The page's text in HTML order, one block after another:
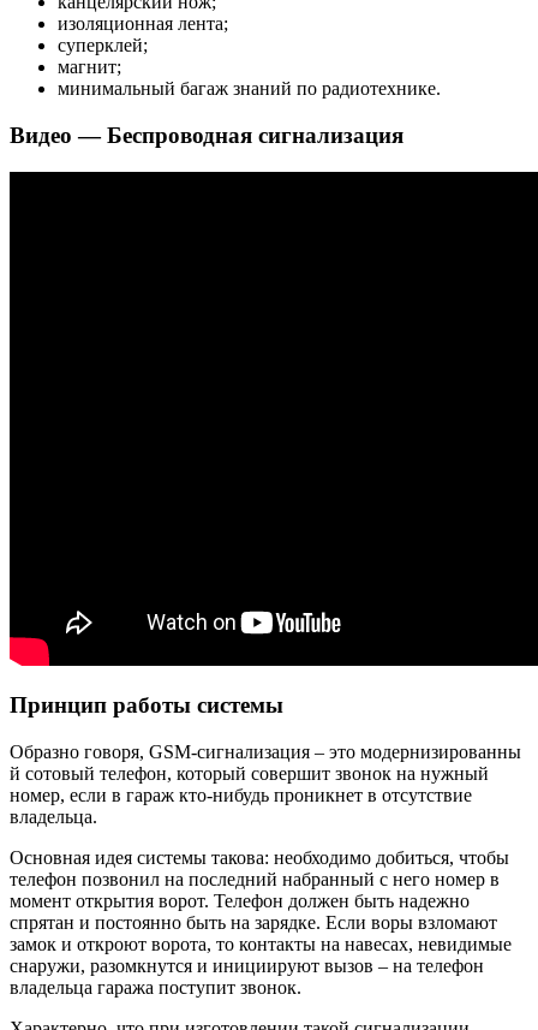
изоляционная лента;
суперклей;
магнит;
минимальный багаж знаний по радиотехнике.
Видео — Беспроводная сигнализация
Принцип работы системы
Образно говоря, GSМ-сигнализация – это модернизированны
й сотовый телефон, который совершит звонок на нужный
номер, если в гараж кто-нибудь проникнет в отсутствие
владельца.
Основная идея системы такова: необходимо добиться, чтобы
телефон позвонил на последний набранный с него номер в
момент открытия ворот. Телефон должен быть надежно
спрятан и постоянно быть на зарядке. Если воры взломают
замок и откроют ворота, то контакты на навесах, невидимые
снаружи, разомкнутся и инициируют вызов – на телефон
владельца гаража поступит звонок.